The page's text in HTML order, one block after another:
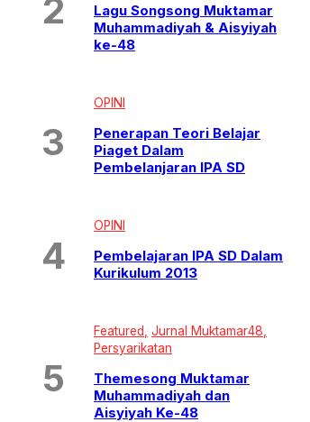
Lagu Songsong Muktamar
Muhammadiyah & Aisyiyah
ke-48
OPINI
Penerapan Teori Belajar
Piaget Dalam
Pembelanjaran IPA SD
OPINI
Pembelajaran IPA SD Dalam
Kurikulum 2013
Featured
Jurnal Muktamar48
Persyarikatan
Themesong Muktamar
Muhammadiyah dan
Aisyiyah Ke-48